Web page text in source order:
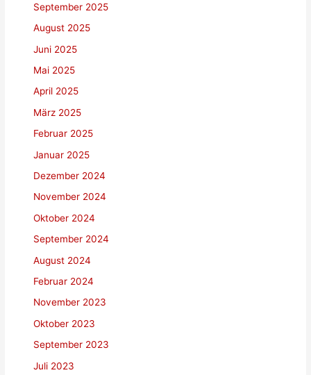
September 2025
August 2025
Juni 2025
Mai 2025
April 2025
März 2025
Februar 2025
Januar 2025
Dezember 2024
November 2024
Oktober 2024
September 2024
August 2024
Februar 2024
November 2023
Oktober 2023
September 2023
Juli 2023